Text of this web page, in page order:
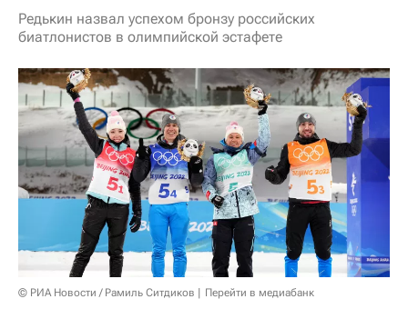
Редькин назвал успехом бронзу российских
биатлонистов в олимпийской эстафете
© РИА Новости / Рамиль Ситдиков Перейти в медиабанк